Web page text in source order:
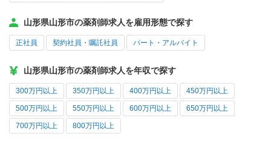
山形県山形市の薬剤師求人を雇用形態で探す
正社員 契約社員・嘱託社員 パート・アルバイト
山形県山形市の薬剤師求人を年収で探す
300万円以上 350万円以上 400万円以上 450万円以上
500万円以上 550万円以上 600万円以上 650万円以上
700万円以上 800万円以上